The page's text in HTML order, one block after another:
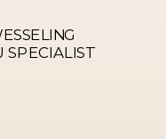
SPECIALIST